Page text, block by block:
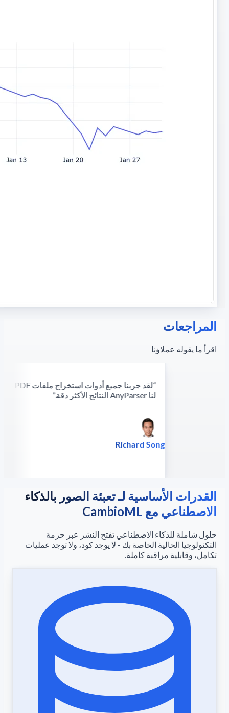
المراجعات
اقرأ ما يقوله عملاؤنا
“
لنا AnyParser النتائج الأكثر دقة.
Richard Song
القدرات الأساسية لـ تعبئة الصور بالذكاء
الاصطناعي مع CambioML
حلول شاملة للذكاء الاصطناعي تفتح النشر عبر حزمة
التكنولوجيا الحالية الخاصة بك - لا يوجد كود، ولا توجد عمليات
تكامل، وقابلية مراقبة كاملة.